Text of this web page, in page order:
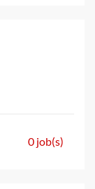
0 job(s)